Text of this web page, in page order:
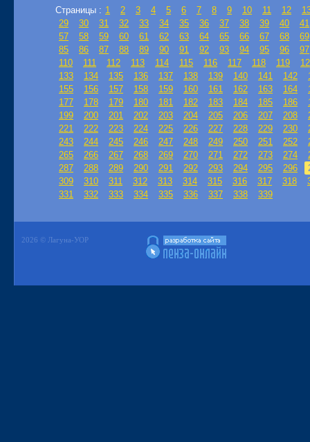
Страницы : 1 2 3 4 5 6 7 8 9 10 11 12
29
30 31 32 33 34 35 36 37 38 39 40
41
57
58 59 60 61 62 63 64 65 66 67 68
69
85
86 87 88 89 90 91 92 93 94 95 96
97
110
111 112 113 114 115 116 117 118 119
133
134 135 136 137 138 139 140 141 142
155
156 157 158 159 160 161 162 163 164
177
178 179 180 181 182 183 184 185 186
199
200 201 202 203 204 205 206 207 208
221
222 223 224 225 226 227 228 229 230
243
244 245 246 247 248 249 250 251 252
265
266 267 268 269 270 271 272 273 274
287
288 289 290 291 292 293 294 295 296
309
310 311 312 313 314 315 316 317 318
331
332 333 334 335 336 337 338 339
2026 © Лагуна-УОР